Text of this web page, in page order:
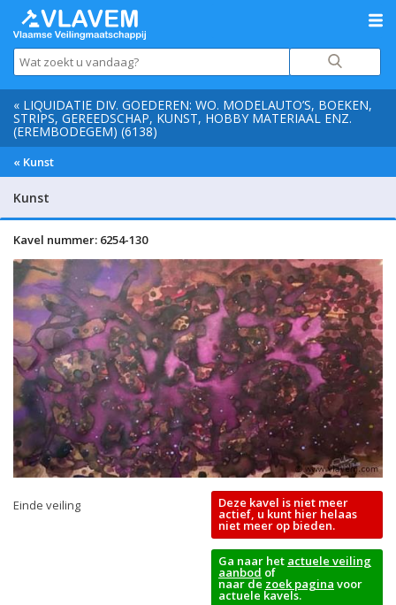
« LIQUIDATIE DIV. GOEDEREN: WO. MODELAUTO’S, BOEKEN,
STRIPS, GEREEDSCHAP, KUNST, HOBBY MATERIAAL ENZ.
(EREMBODEGEM) (6138)
« Kunst
Kunst
Kavel nummer: 6254-130
Einde veiling Deze kavel is niet meer
actief, u kunt hier helaas
niet meer op bieden.
Ga naar het actuele veiling
aanbod of
naar de zoek pagina voor
actuele kavels.